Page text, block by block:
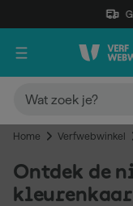
Home Verfwebwinkel
Ontdek de